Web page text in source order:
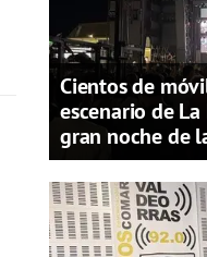
Cientos de
escenario de
gran noche de